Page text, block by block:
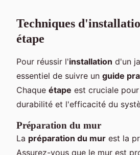
Techniques
étape
Pour réussir l'installation d'un
essentiel de suivre un guide
Chaque étape est cruciale
durabilité et l'efficacité du
Préparation du mur
La préparation du mur est la
Assurez-vous que le mur est